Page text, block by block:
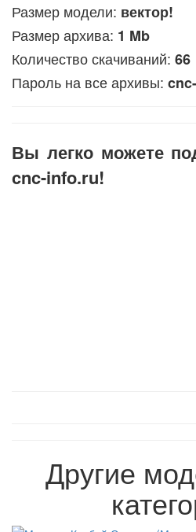
материалов на
Резка лазером: файл
лазерной резки дерева и
мягких материалов.
Гравировка фрезой: этот
использовать для создания
плазменным резаком.
Файл доступен в форматах CDR и
Размер модели: вектор!
Размер архива: 1 Mb
Количество скачиваний: 66
Пароль на все архивы:
Вы легко можете
cnc-info.ru!
Другие